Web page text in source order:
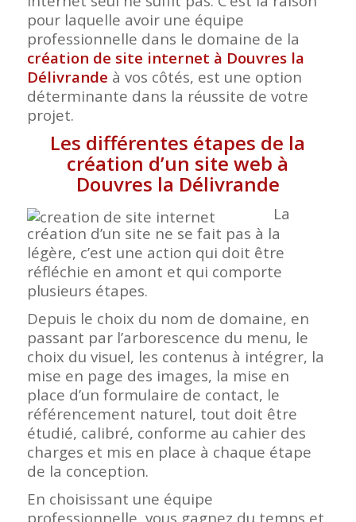
pour laquelle avoir une équipe
professionnelle dans le domaine de la
création de site internet à Douvres la
Délivrande à vos côtés, est une option
déterminante dans la réussite de votre
projet.
Les différentes étapes de la
création d’un site web à
Douvres la Délivrande
La
création d’un site ne se fait pas à la
légère, c’est une action qui doit être
réfléchie en amont et qui comporte
plusieurs étapes.
Depuis le choix du nom de domaine, en
passant par l’arborescence du menu, le
choix du visuel, les contenus à intégrer, la
mise en page des images, la mise en
place d’un formulaire de contact, le
référencement naturel, tout doit être
étudié, calibré, conforme au cahier des
charges et mis en place à chaque étape
de la conception.
En choisissant une équipe
professionnelle, vous gagnez du temps et